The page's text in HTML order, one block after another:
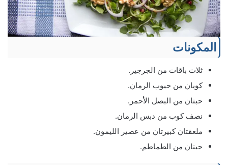
المكونات
ثلاث باقات من الجرجير.
كوبان من حبوب الرمان.
حبتان من البصل الأحمر.
نصف كوب من دبس الرمان.
ملعقتان كبيرتان من عصير الليمون.
حبتان من الطماطم.